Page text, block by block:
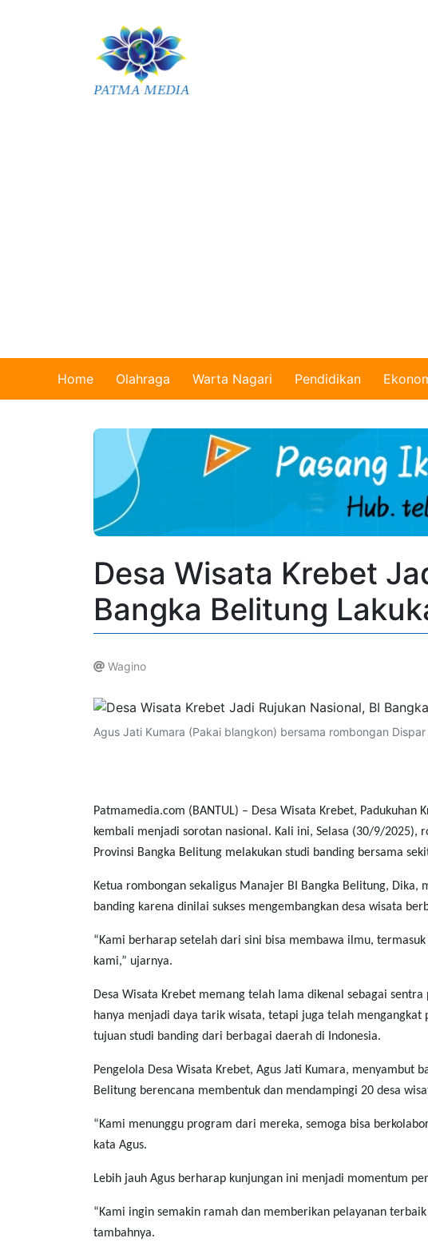
Home Olahraga Warta Nagari Pendidikan
Desa Wisata Krebet
Bangka Belitung
Wagino
Agus Jati Kumara (Pakai blangkon) bersama rombongan
Patmamedia.com (BANTUL) – Desa Wisata Krebet, Padukuhan
kembali menjadi sorotan nasional. Kali ini, Selasa (30/9/2025),
Provinsi Bangka Belitung melakukan studi banding bersama
Ketua rombongan sekaligus Manajer BI Bangka Belitung,
banding karena dinilai sukses mengembangkan desa wisata
“Kami berharap setelah dari sini bisa membawa ilmu,
kami,” ujarnya.
Desa Wisata Krebet memang telah lama dikenal sebagai
hanya menjadi daya tarik wisata, tetapi juga telah
tujuan studi banding dari berbagai daerah di Indonesia.
Pengelola Desa Wisata Krebet, Agus Jati Kumara, menyambut
Belitung berencana membentuk dan mendampingi 20 desa
“Kami menunggu program dari mereka, semoga bisa
kata Agus.
Lebih jauh Agus berharap kunjungan ini menjadi momentum
“Kami ingin semakin ramah dan memberikan pelayanan
tambahnya.